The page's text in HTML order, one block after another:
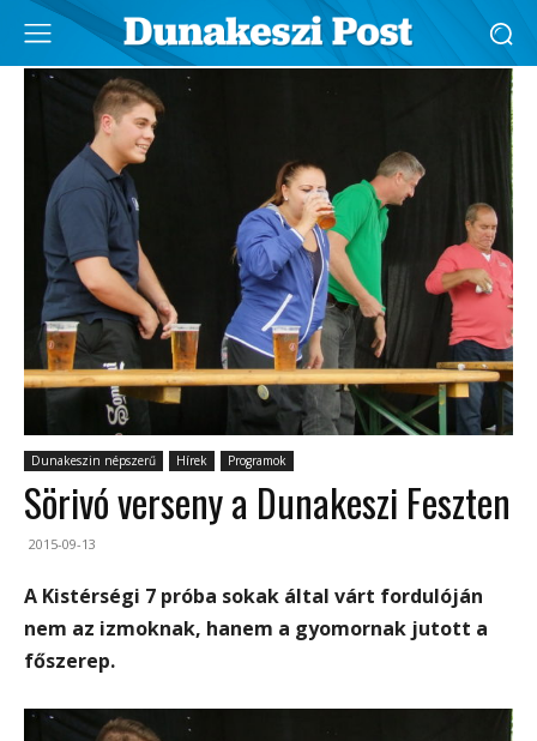
Dunakeszin népszerű Hírek Programok
Sörivó verseny a Dunakeszi Feszten
2015-09-13
A Kistérségi 7 próba sokak által várt fordulóján
nem az izmoknak, hanem a gyomornak jutott a
főszerep.